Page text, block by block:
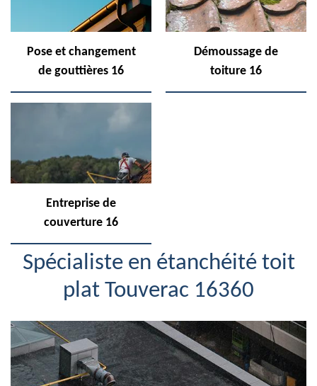
Pose et changement
de gouttières 16
Démoussage de
toiture 16
Entreprise de
couverture 16
Spécialiste en étanchéité toit
plat Touverac 16360